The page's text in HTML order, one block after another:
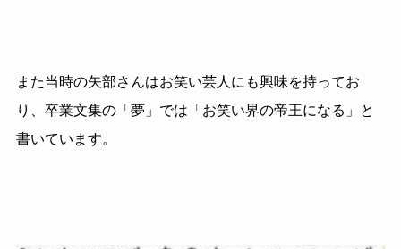
また当時の矢部さんはお笑い芸人にも興味を持ってお
り、卒業文集の「夢」では「お笑い界の帝王になる」と
書いています。